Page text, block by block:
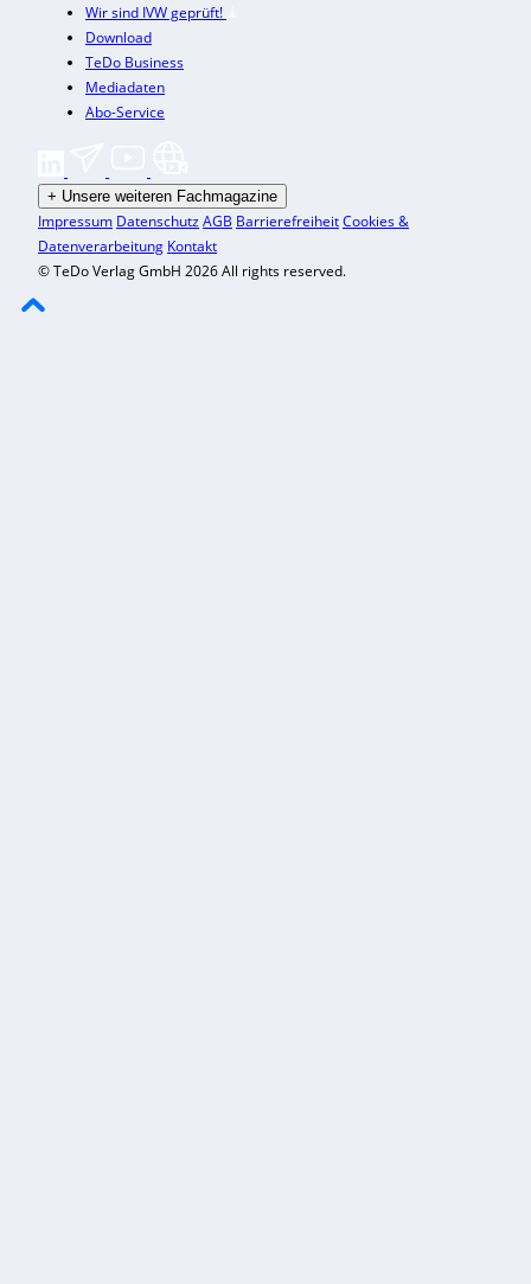
Wir sind IVW geprüft!
Download
TeDo Business
Mediadaten
Abo-Service
+ Unsere weiteren Fachmagazine
Impressum DatenschutzAGB BarrierefreiheitCookies &
Datenverarbeitung Kontakt
© TeDo Verlag GmbH 2026 All rights reserved.